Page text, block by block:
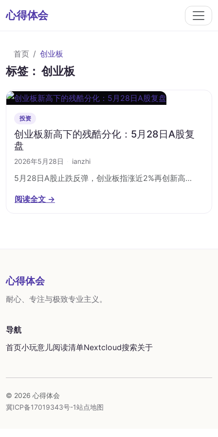
心得体会
首页 创业板
标签：创业板
投资
创业板新高下的残酷分化：5月28日A股复
盘
2026年5月28日 ianzhi
5月28日A股止跌反弹，创业板指涨近2%再创新高…
阅读全文 →
心得体会
耐心、专注与极致专业主义。
导航
首页小玩意儿阅读清单Nextcloud搜索关于
© 2026 心得体会
冀ICP备17019343号-1站点地图